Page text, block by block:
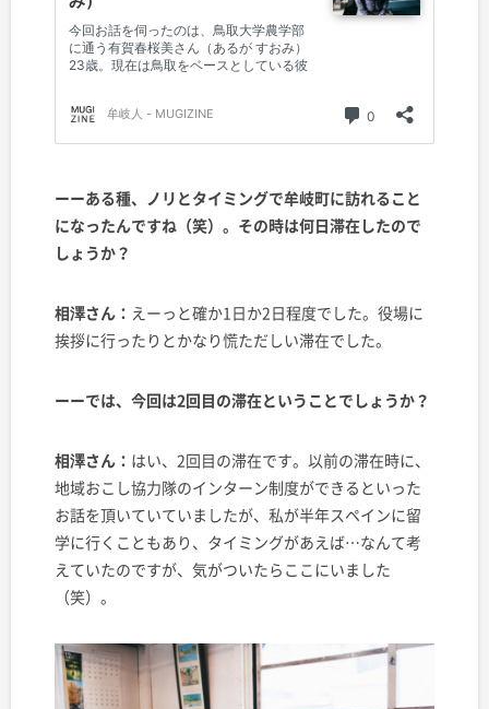
ーーある種、ノリとタイミングで牟岐町に訪れること
になったんですね（笑）。その時は何日滞在したので
しょうか？
相澤さん： えーっと確か1日か2日程度でした。役場に
挨拶に行ったりとかなり慌ただしい滞在でした。
ーーでは、今回は2回目の滞在ということでしょうか？
相澤さん： はい、2回目の滞在です。以前の滞在時に、
地域おこし協力隊のインターン制度ができるといった
お話を頂いていていましたが、私が半年スペインに留
学に行くこともあり、タイミングがあえば…なんて考
えていたのですが、気がついたらここにいました
（笑）。